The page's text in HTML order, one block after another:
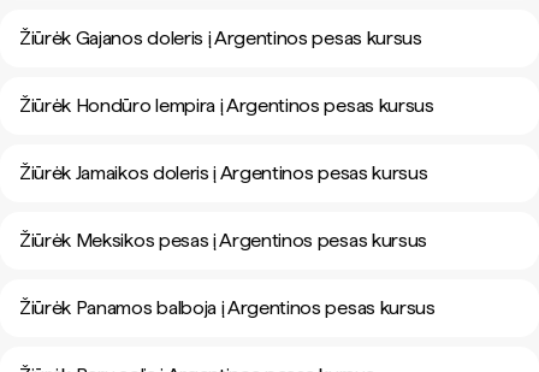
Žiūrėk Gajanos doleris į Argentinos pesas kursus
Žiūrėk Hondūro lempira į Argentinos pesas kursus
Žiūrėk Jamaikos doleris į Argentinos pesas kursus
Žiūrėk Meksikos pesas į Argentinos pesas kursus
Žiūrėk Panamos balboja į Argentinos pesas kursus